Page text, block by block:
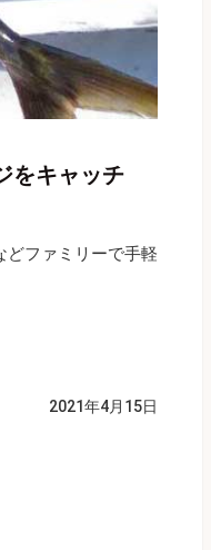
をキャッチ
どファミリーで手軽
2021年4月15日